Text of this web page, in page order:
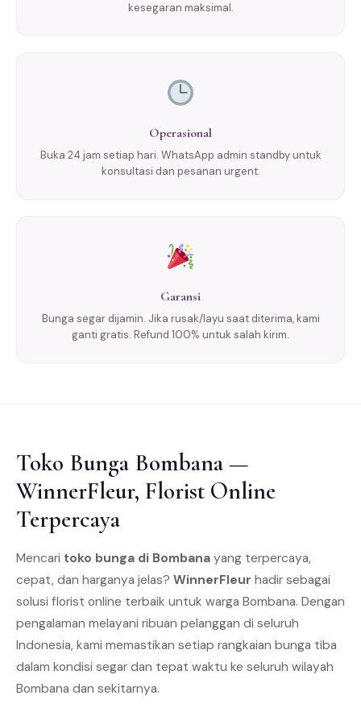
kesegaran maksimal.
Operasional
Buka 24 jam setiap hari. WhatsApp admin standby untuk
konsultasi dan pesanan urgent.
Garansi
Bunga segar dijamin. Jika rusak/layu saat diterima, kami
ganti gratis. Refund 100% untuk salah kirim.
Toko Bunga Bombana —
WinnerFleur, Florist Online
Terpercaya
Mencari toko bunga di Bombana yang terpercaya,
cepat, dan harganya jelas? WinnerFleur hadir sebagai
solusi florist online terbaik untuk warga Bombana. Dengan
pengalaman melayani ribuan pelanggan di seluruh
Indonesia, kami memastikan setiap rangkaian bunga tiba
dalam kondisi segar dan tepat waktu ke seluruh wilayah
Bombana dan sekitarnya.